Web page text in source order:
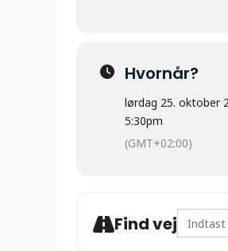
Hvornår?
lørdag 25. oktober
5:30pm
(GMT+02:00)
Find vej